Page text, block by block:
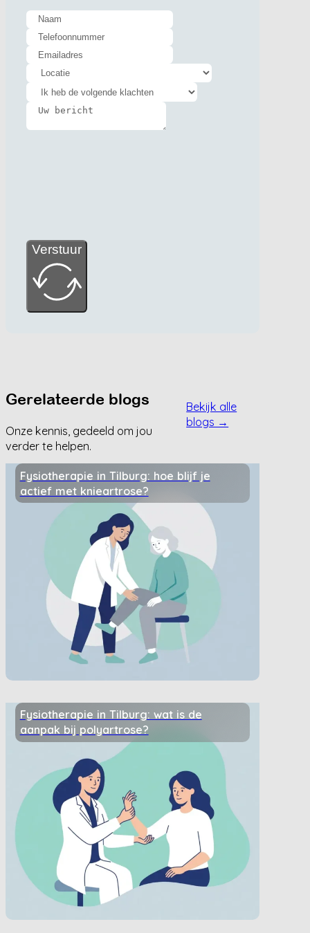
Verstuur
Gerelateerde blogs
Onze kennis, gedeeld om jou
verder te helpen.
Bekijk alle
blogs →
Fysiotherapie in Tilburg: hoe blijf je
actief met knieartrose?
Fysiotherapie in Tilburg: wat is de
aanpak bij polyartrose?